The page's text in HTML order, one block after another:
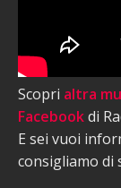
Scopri altra
Facebookdi
E sei vuoi
consigliamo di